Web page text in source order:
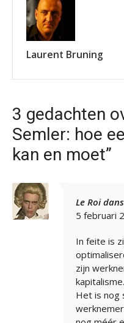
Laurent Bruning
3 gedachten
Semler: hoe
kan en moet”
Le Roi
5 februari
In feite is
zijn
kapitalisme.
Het is nog